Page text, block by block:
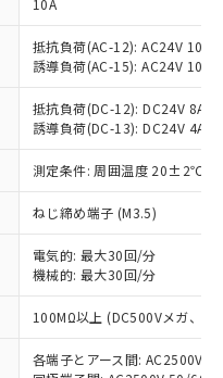
10A
抵抗負荷(AC-12): AC24V 10A/
誘導負荷(AC-15): AC24V
抵抗負荷(DC-12): DC24V 8A/
誘導負荷(DC-13): DC24V 4A/
測定条件: 周囲温度 20±2℃、
ねじ締め端子 (M3.5)
電気的: 最大30回/分
機械的: 最大30回/分
100MΩ以上 (DC500Vメガ、点
各端子とアース間: AC2500V
き、同意のうえ
制御機器事業取扱
よび標準価格
ただくもので
扱商品の中には、
となる商品もある
い。
価格照会結果は、
時点での社内デー
るものであり、閲
合があることをご
指令（10物質）の
対応品を出す予
指令（10物質）の
または確認中の
ど無形物で、有
品です。
含有部品として
した場合などや
ります。
以下、 カド
、ポリ臭化ビフェニル
率が中国RoHSの
します。
率が中国RoHSの
示します。
販売部門へお問
製品のうち、外国
法に定める商品
という）を輸出
する場合は、日本
たは役務取引許
必要な手続きを